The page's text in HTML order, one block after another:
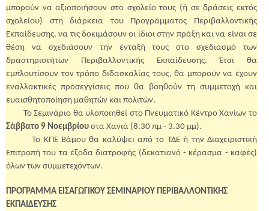
μπορούν να αξιοποιήσουν στο σχολείο τους (ή σε δράσεις εκτός
σχολείου) στη διάρκεια του Προγράμματος Περιβαλλοντικής
Εκπαίδευσης, να τις δοκιμάσουν οι ίδιοι στην πράξη και να είναι σε
θέση να σχεδιάσουν την ένταξή τους στο σχεδιασμό των
δραστηριοτήτων Περιβαλλοντικής Εκπαίδευσης. Έτσι θα
εμπλουτίσουν τον τρόπο διδασκαλίας τους, θα μπορούν να έχουν
εναλλακτικές προσεγγίσεις που θα βοηθούν τη συμμετοχή και
ευαισθητοποίηση μαθητών και πολιτών.
Το Σεμινάριο θα υλοποιηθεί στο Πνευματικό Κέντρο Χανίων το
Σάββατο 9 Νοεμβρίου στα Χανιά (8.30 πμ - 3.30 μμ).
Το ΚΠΕ Βάμου θα καλύψει από το ΤΔΕ ή την Διαχειριστική
Επιτροπή του τα έξοδα διατροφής (δεκατιανό - κέρασμα - καφές)
όλων των συμμετεχόντων.
ΠΡΟΓΡΑΜΜΑ ΕΙΣΑΓΩΓΙΚΟΥ ΣΕΜΙΝΑΡΙΟΥ ΠΕΡΙΒΑΛΛΟΝΤΙΚΗΣ
ΕΚΠΑΙΔΕΥΣΗΣ